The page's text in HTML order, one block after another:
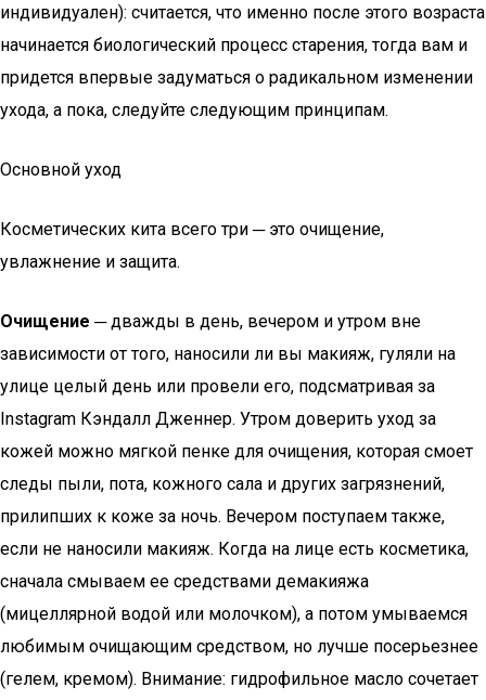
индивидуален): считается, что именно после этого возраста
начинается биологический процесс старения, тогда вам и
придется впервые задуматься о радикальном изменении
ухода, а пока, следуйте следующим принципам.
Основной уход
Косметических кита всего три ─ это очищение,
увлажнение и защита.
Очищение ─дважды в день, вечером и утром вне
зависимости от того, наносили ли вы макияж, гуляли на
улице целый день или провели его, подсматривая за
Instagram Кэндалл Дженнер. Утром доверить уход за
кожей можно мягкой пенке для очищения, которая смоет
следы пыли, пота, кожного сала и других загрязнений,
прилипших к коже за ночь. Вечером поступаем также,
если не наносили макияж. Когда на лице есть косметика,
сначала смываем ее средствами демакияжа
(мицеллярной водой или молочком), а потом умываемся
любимым очищающим средством, но лучше посерьезнее
(гелем, кремом). Внимание: гидрофильное масло сочетает